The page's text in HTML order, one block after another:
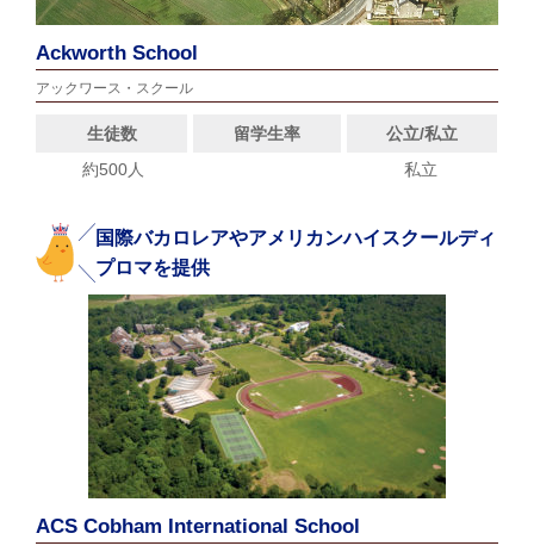
Ackworth School
アックワース・スクール
生徒数 留学生率
公立/私立
約500人
私立
国際バカロレアやアメリカンハイスクールディ
プロマを提供
ACS Cobham International School